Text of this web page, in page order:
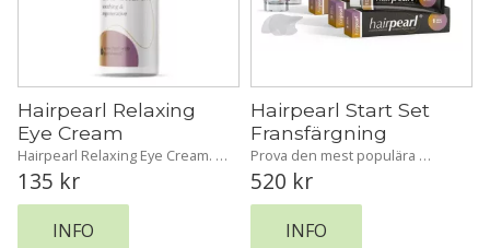
Hairpearl Relaxing
Eye Cream
Hairpearl Relaxing Eye Cream.
En återfuktande och
avslappnande ögonkräm
berikad med Panthenol för att
vitalisera huden efter varje
behandling.
135 kr
INFO
Hairpearl Start Set
Fransfärgning
Prova den mest populära
Hairpearl med detta fantastiska
färdigförpackade set.
520 kr
INFO